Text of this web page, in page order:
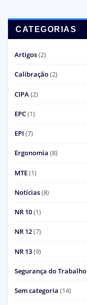
CATEGORIAS
Artigos(2)
Calibração(2)
CIPA(2)
EPC(1)
EPI (7)
Ergonomia (8)
MTE(1)
Notícias(8)
NR 10(1)
NR 12(7)
NR 13(9)
Segurança do Trabalho
Sem categoria (14)